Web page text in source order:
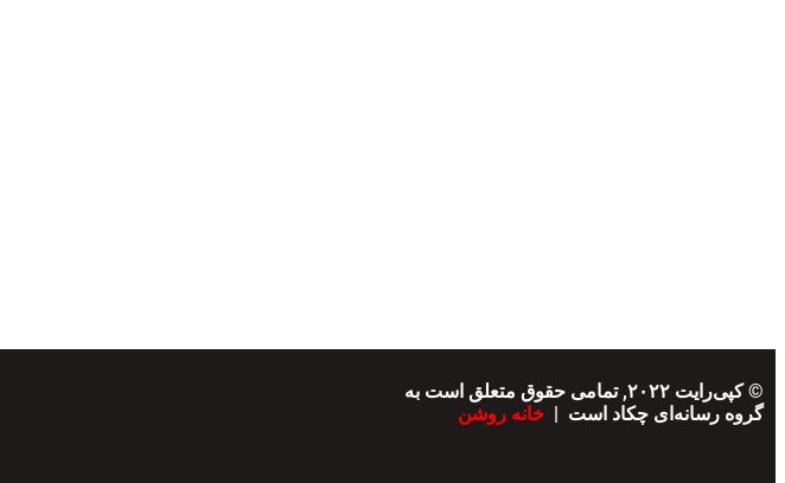
© کپی‌رایت ۲۰۲۲, تمامی حقوق متعلق است به
گروه رسانه‌ای چکاد است | خانه روشن